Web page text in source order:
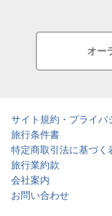
オー
サイト規約・プライバ
旅行条件書
特定商取引法に基づく
旅行業約款
会社案内
お問い合わせ